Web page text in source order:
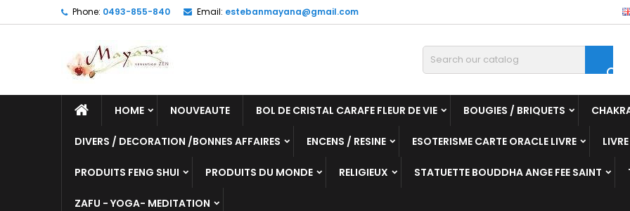
Phone: 0493-855-840 Email: estebanmayana@gmail.com

HOME NOUVEAUTE BOL DE CRISTAL CARAFE FLEUR DE VIE BOUGIES / BRIQUETS
DIVERS / DECORATION /BONNES AFFAIRES ENCENS / RESINE ESOTERISME CARTE ORACLE LIVRE LIVRE
PRODUITS FENG SHUI PRODUITS DU MONDE RELIGIEUX STATUETTE BOUDDHA ANGE FEE SAINT
ZAFU - YOGA- MEDITATION